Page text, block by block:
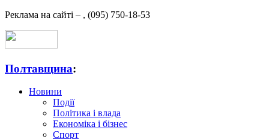
Реклама на сайті – , (095) 750-18-53
Полтавщина:
Новини
Події
Політика і влада
Економіка і бізнес
Спорт